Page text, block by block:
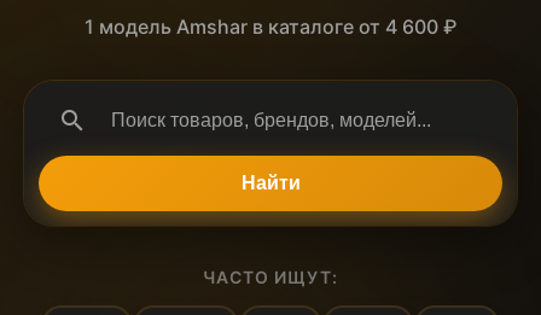
1 модель Amshar в каталоге от 4 600 ₽
search
Найти
ЧАСТО ИЩУТ: